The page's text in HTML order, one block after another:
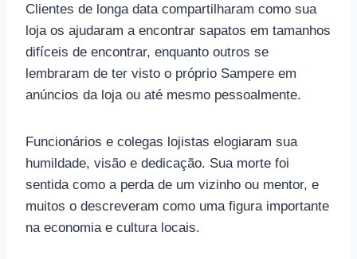
Clientes de longa data compartilharam como sua
loja os ajudaram a encontrar sapatos em tamanhos
difíceis de encontrar, enquanto outros se
lembraram de ter visto o próprio Sampere em
anúncios da loja ou até mesmo pessoalmente.
Funcionários e colegas lojistas elogiaram sua
humildade, visão e dedicação. Sua morte foi
sentida como a perda de um vizinho ou mentor, e
muitos o descreveram como uma figura importante
na economia e cultura locais.